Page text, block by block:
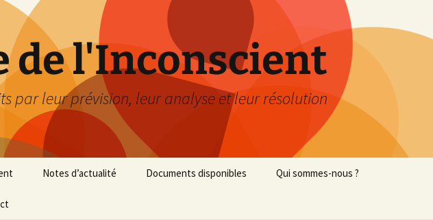
de l'Inconscient
par leur prévision, leur analyse et leur résolution
Notes d’actualité Documents disponibles Qui sommes-nous ?